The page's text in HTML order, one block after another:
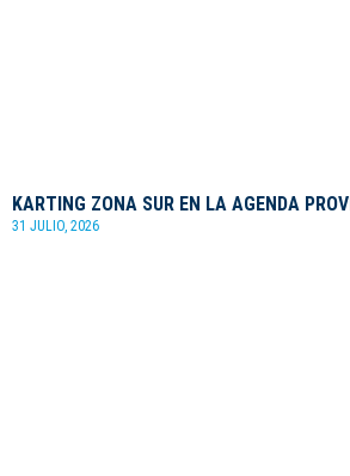
KARTING ZONA SUR EN LA AGENDA
31 JULIO, 2026